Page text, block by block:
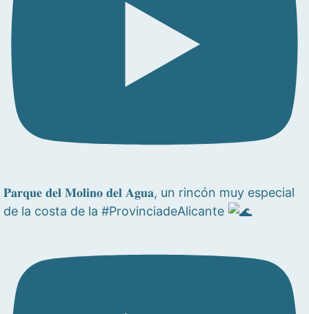
𝐏𝐚𝐫𝐪𝐮𝐞 𝐝𝐞𝐥 𝐌𝐨𝐥𝐢𝐧𝐨 𝐝𝐞𝐥 𝐀𝐠𝐮𝐚, un rincón muy especial
de la costa de la #ProvinciadeAlicante